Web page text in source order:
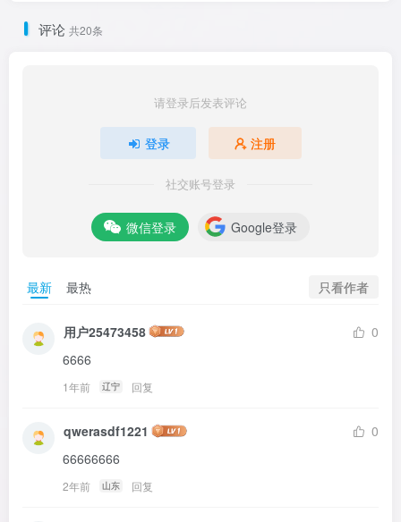
评论 共20条
请登录后发表评论
登录 注册
社交账号登录
微信登录 Google登录
最新 最热 只看作者
用户25473458
0
6666
1年前 辽宁 回复
qwerasdf1221
0
66666666
2年前 山东 回复